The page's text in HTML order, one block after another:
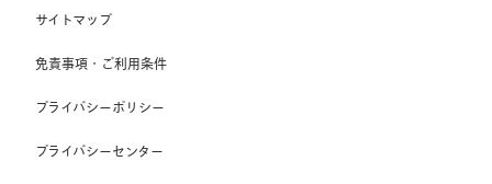
(株) スタッフサービス・ホールディングス
Unique NV
サイトマップ
免責事項・ご利用条件
プライバシーポリシー
プライバシーセンター